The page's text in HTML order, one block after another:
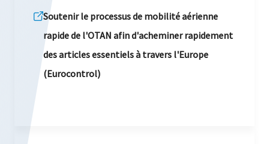
Soutenir le processus de mobilité aérienne
rapide de l'OTAN afin d'acheminer rapidement
des articles essentiels à travers l'Europe
(Eurocontrol)